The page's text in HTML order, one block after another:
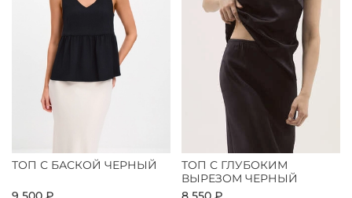
ТОП С БАСКОЙ ЧЕРНЫЙ
ТОП С ГЛУБОКИМ
ВЫРЕЗОМ ЧЕРНЫЙ